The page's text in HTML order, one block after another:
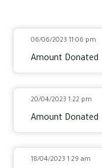
06/06/2023 11:06 pm
Amount Donated
20/04/2023 1:22 pm
Amount Donated
18/04/2023 1:29 am